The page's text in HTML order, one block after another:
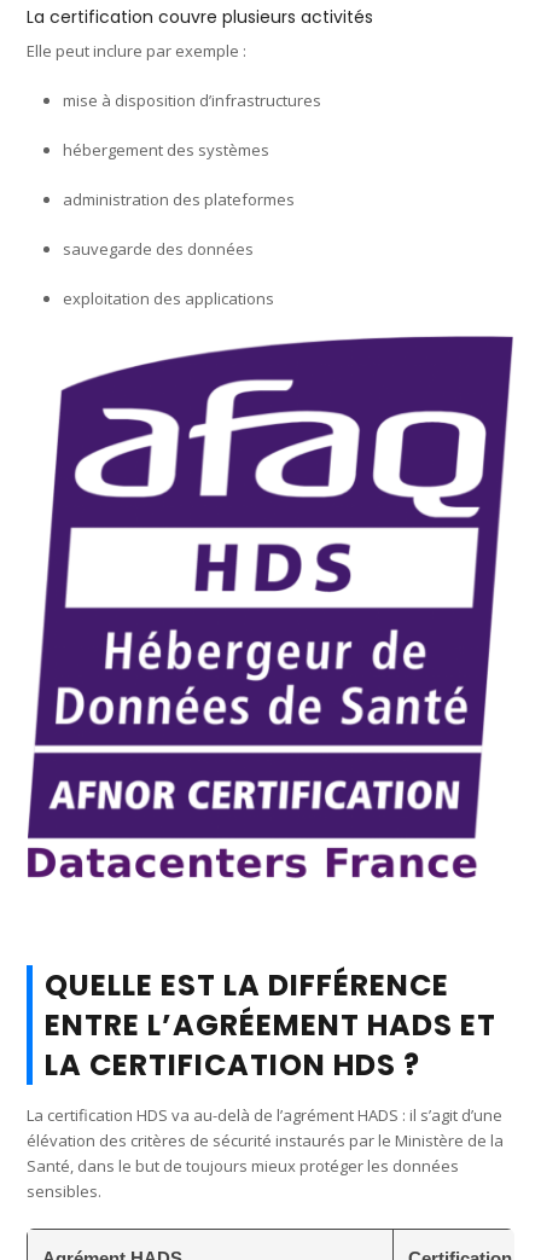
La certification couvre plusieurs activités
Elle peut inclure par exemple :
mise à disposition d’infrastructures
hébergement des systèmes
administration des plateformes
sauvegarde des données
exploitation des applications
QUELLE EST LA DIFFÉRENCE
ENTRE L’AGRÉEMENT HADS ET
LA CERTIFICATION HDS ?
La certification HDS va au-delà de l’agrément HADS : il s’agit d’une
élévation des critères de sécurité instaurés par le Ministère de la
Santé, dans le but de toujours mieux protéger les données
sensibles.